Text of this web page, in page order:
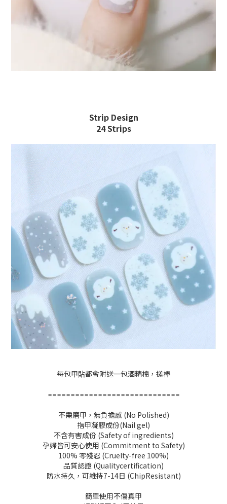
Strip Design
24 Strips
每包甲貼都會附送一包酒精棉，搓棒
=============================
不需磨甲，無負擔感 (No Polished)
指甲凝膠成份(Nail gel)
不含有害成份 (Safety of ingredients)
孕婦皆可安心使用 (Commitment to Safety)
100% 零殘忍 (Cruelty-free 100%)
品質認證 (Qualitycertification)
防水持久，可維持7-14日 (ChipResistant)
簡單使用不傷真甲